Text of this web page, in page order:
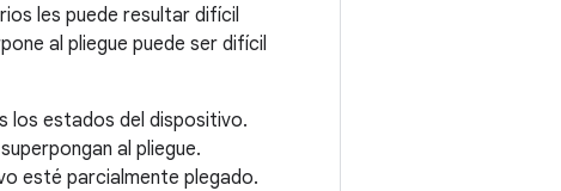
les puede resultar difícil
al pliegue puede ser difícil
los estados del dispositivo.
al pliegue.
esté parcialmente plegado.